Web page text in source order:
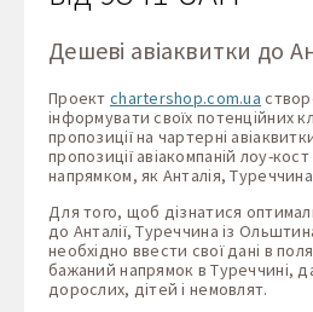
Дешеві авіаквитки до
Проект chartershop.com.ua
інформувати своїх потенційних
пропозиції на чартерні
пропозиції авіакомпаній лоу-
напрямком, як Анталія,
Для того, щоб дізнатися
до Анталії, Туреччина із
необхідно ввести свої дані в
бажаний напрямок в Туреччині,
дорослих, дітей і немовлят.